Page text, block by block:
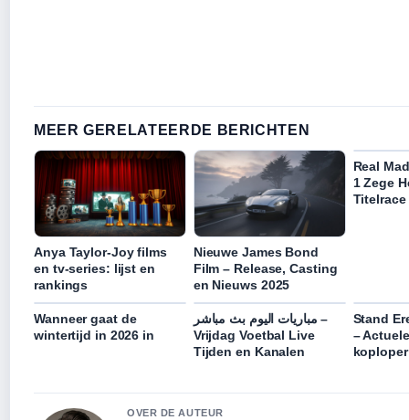
MEER GERELATEERDE BERICHTEN
Anya Taylor-Joy films
en tv-series: lijst en
rankings
Nieuwe James Bond
Film – Release, Casting
en Nieuws 2025
Real
1 Zege
Titelrace
Wanneer gaat de
wintertijd in 2026 in
مباريات اليوم بث مباشر –
Vrijdag Voetbal Live
Tijden en Kanalen
Stand
–
koploper
OVER DE AUTEUR